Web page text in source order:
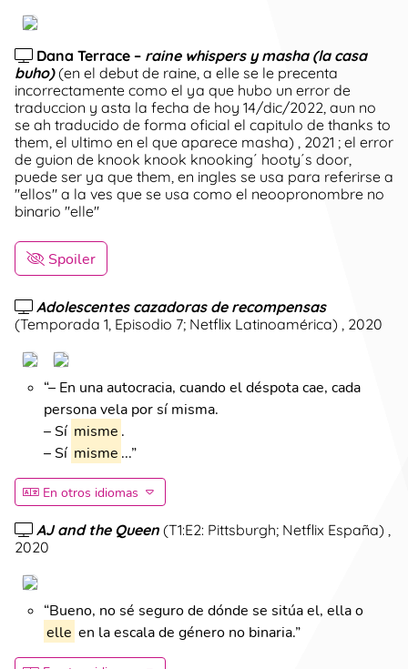
Dana Terrace – raine whispers y masha (la casa
buho)(en el debut de raine, a elle se le precenta
incorrectamente como el ya que hubo un error de
traduccion y asta la fecha de hoy 14/dic/2022, aun no
se ah traducido de forma oficial el capitulo de thanks to
them, el ultimo en el que aparece masha) , 2021 ; el error
de guion de knook knook knooking´ hooty´s door,
puede ser ya que them, en ingles se usa para referirse a
"ellos" a la ves que se usa como el neoopronombre no
binario "elle"
Spoiler
Adolescentes cazadoras de recompensas
(Temporada 1, Episodio 7; Netflix Latinoamérica) , 2020
“– En una autocracia, cuando el déspota cae, cada
persona vela por sí misma.
– Sí misme .
– Sí misme ...”
En otros idiomas
AJ and the Queen (T1:E2: Pittsburgh; Netflix España)
2020
“Bueno, no sé seguro de dónde se sitúa el, ella o
elle en la escala de género no binaria.”